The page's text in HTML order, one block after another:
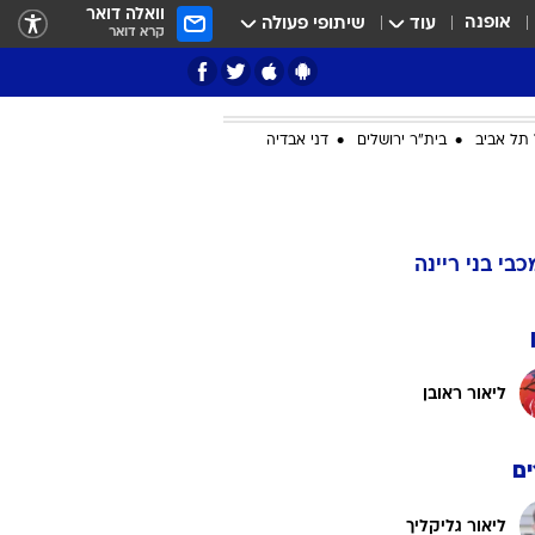
אופנה עוד שיתופי פעולה וואלה דואר
קרא דואר
דאבל דריבל
תל אביב בית"ר ירושלים דני אבדיה
בני ריינה
ליאור ראובן
ליאור גליקליך